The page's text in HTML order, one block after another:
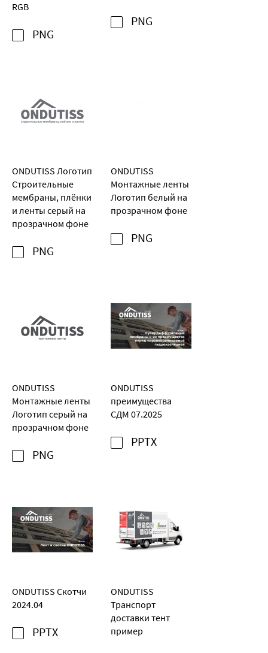
RGB
PNG
PNG
ONDUTISS Логотип
Строительные
мембраны, плёнки
и ленты серый на
прозрачном фоне
PNG
ONDUTISS
Монтажные ленты
Логотип белый на
прозрачном фоне
PNG
ONDUTISS
Монтажные ленты
Логотип серый на
прозрачном фоне
PNG
ONDUTISS
преимущества
СДМ 07.2025
PPTX
ONDUTISS Скотчи
2024.04
PPTX
ONDUTISS
Транспорт
доставки тент
пример